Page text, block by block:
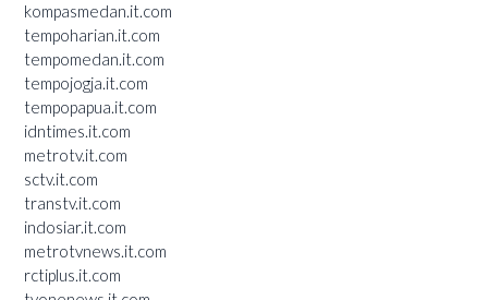
kompasmedan.it.com
tempoharian.it.com
tempomedan.it.com
tempojogja.it.com
tempopapua.it.com
idntimes.it.com
metrotv.it.com
sctv.it.com
transtv.it.com
indosiar.it.com
metrotvnews.it.com
rctiplus.it.com